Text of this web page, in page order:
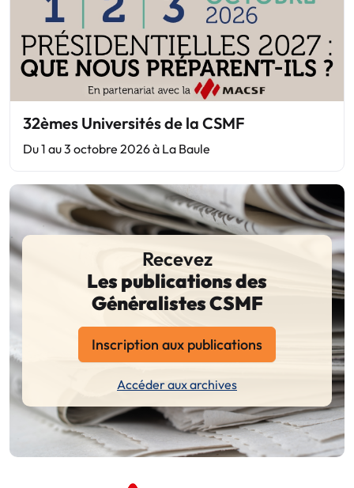
32èmes Universités de la CSMF
Du 1 au 3 octobre 2026 à La Baule
Recevez
Les publications des
Généralistes CSMF
Inscription aux publications
Accéder aux archives